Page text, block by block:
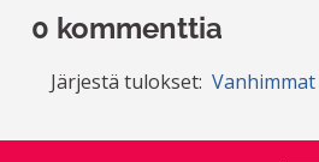
0 kommenttia
Järjestä tulokset: Vanhimmat